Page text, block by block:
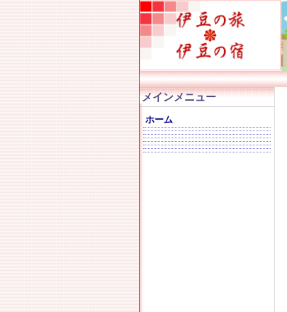
メインメニュー
ホーム